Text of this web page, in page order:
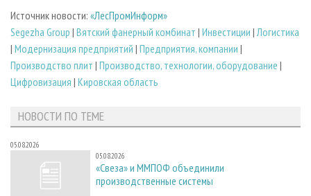
Источник новости: «ЛесПромИнформ»
Segezha Group | Вятский фанерный комбинат | Инвестиции | Логистика
| Модернизация предприятий | Предприятия, компании |
Производство плит | Производство, технологии, оборудование |
Цифровизация | Кировская область
НОВОСТИ ПО ТЕМЕ
05.08.2026
05.08.2026
«Свеза» и ММПОФ объединили
производственные системы